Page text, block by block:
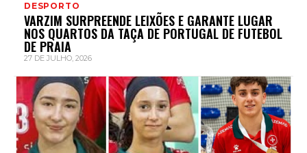
DESPORTO
VARZIM SURPREENDE LEIXÕES E GARANTE LUGAR
NOS QUARTOS DA TAÇA DE PORTUGAL DE FUTEBOL
DE PRAIA
27 DE JULHO, 2026